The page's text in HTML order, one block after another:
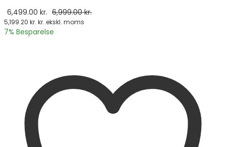
6,499.00 kr. 6,999.00kr.
5,199.20 kr. kr. ekskl. moms
7% Besparelse